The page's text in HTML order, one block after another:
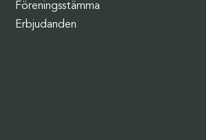
Föreningsstämma
Erbjudanden